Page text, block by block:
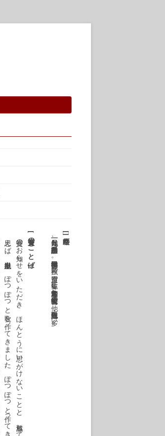
[
]
一九一九年一〇月一〇日、長野県諏訪市生れ。早稲田大学文学部卒。『秋照』で迢空賞。歌集に『氷湖』『窓冷』『青釉』等。研究書『土岐善麿』の他、近・現代短歌論も多い。
[
受賞のことば
]
受賞のお知らせをいただき、ほんとうに思いがけないことと、感激しております。